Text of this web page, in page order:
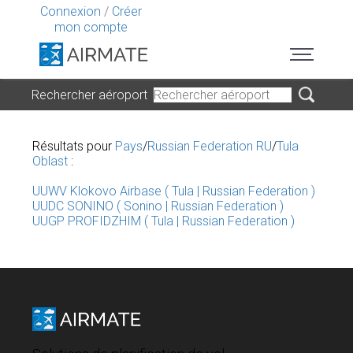
Connexion / Créer
mon compte
Rechercher aéroport
Résultats pour Pays/Russian Federation RU/Tula
Oblast :
UUWV Klokovo Airbase ( Tula | Russian Federation )
UUDC SONINO ( Sonino | Russian Federation )
UUGP PROFIDZHIM ( Tula | Russian Federation )